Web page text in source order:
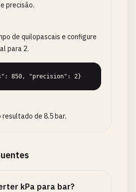
precisão.
de quilopascais e configure
para 2.
850, "precision": 2}
de 8.5 bar.
kPa para bar?